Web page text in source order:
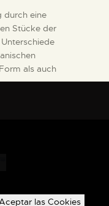
durch eine
Stücke der
als auch
las Cookies